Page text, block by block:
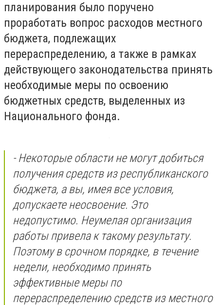
планирования было поручено
проработать вопрос расходов местного
бюджета, подлежащих
перераспределению, а также в рамках
действующего законодательства принять
необходимые меры по освоению
бюджетных средств, выделенных из
Национального фонда.
- Некоторые области не могут добиться
получения средств из республиканского
бюджета, а вы, имея все условия,
допускаете неосвоение. Это
недопустимо. Неумелая организация
работы привела к такому результату.
Поэтому в срочном порядке, в течение
недели, необходимо принять
эффективные меры по
перераспределению средств из местного